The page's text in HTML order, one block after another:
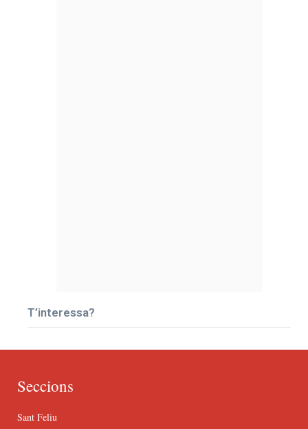
T’interessa?
Seccions
Sant Feliu